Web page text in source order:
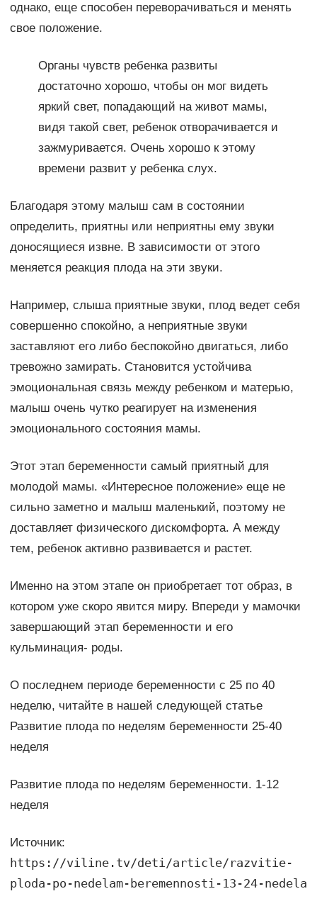
однако, еще способен переворачиваться и менять
свое положение.
Органы чувств ребенка развиты
достаточно хорошо, чтобы он мог видеть
яркий свет, попадающий на живот мамы,
видя такой свет, ребенок отворачивается и
зажмуривается. Очень хорошо к этому
времени развит у ребенка слух.
Благодаря этому малыш сам в состоянии
определить, приятны или неприятны ему звуки
доносящиеся извне. В зависимости от этого
меняется реакция плода на эти звуки.
Например, слыша приятные звуки, плод ведет себя
совершенно спокойно, а неприятные звуки
заставляют его либо беспокойно двигаться, либо
тревожно замирать. Становится устойчива
эмоциональная связь между ребенком и матерью,
малыш очень чутко реагирует на изменения
эмоционального состояния мамы.
Этот этап беременности самый приятный для
молодой мамы. «Интересное положение» еще не
сильно заметно и малыш маленький, поэтому не
доставляет физического дискомфорта. А между
тем, ребенок активно развивается и растет.
Именно на этом этапе он приобретает тот образ, в
котором уже скоро явится миру. Впереди у мамочки
завершающий этап беременности и его
кульминация- роды.
О последнем периоде беременности с 25 по 40
неделю, читайте в нашей следующей статье
Развитие плода по неделям беременности 25-40
неделя
Развитие плода по неделям беременности. 1-12
неделя
Источник:
https://viline.tv/deti/article/razvitie-
ploda-po-nedelam-beremennosti-13-24-nedela